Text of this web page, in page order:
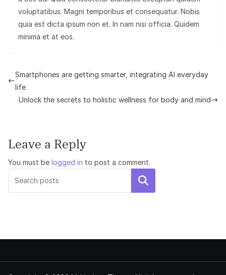
voluptatibus. Magni temporibus et consequatur. Nobis
quia est dicta ipsum non et. In nam nisi officia. Quidem
minima et at eos.
Smartphones are getting smarter, integrating AI everyday
life
Unlock the secrets to holistic wellness for body and mind
Leave a Reply
You must be logged in to post a comment.
Search